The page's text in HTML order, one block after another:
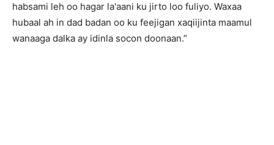
habsami leh oo hagar la'aani ku jirto loo fuliyo. Waxaa
hubaal ah in dad badan oo ku feejigan xaqiijinta maamul
wanaaga dalka ay idinla socon doonaan.”